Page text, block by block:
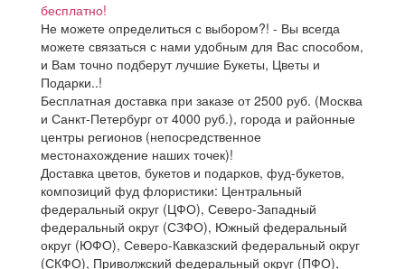
бесплатно!
Не можете определиться с выбором?! - Вы всегда
можете связаться с нами удобным для Вас способом,
и Вам точно подберут лучшие Букеты, Цветы и
Подарки..!
Бесплатная доставка при заказе от 2500 руб. (Москва
и Санкт-Петербург от 4000 руб.), города и районные
центры регионов (непосредственное
местонахождение наших точек)!
Доставка цветов, букетов и подарков, фуд-букетов,
композиций фуд флористики: Центральный
федеральный округ (ЦФО), Северо-Западный
федеральный округ (СЗФО), Южный федеральный
округ (ЮФО), Северо-Кавказский федеральный округ
(СКФО), Приволжский федеральный округ (ПФО),